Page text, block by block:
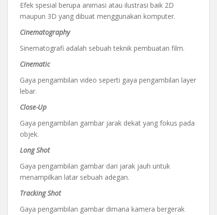
Efek spesial berupa animasi atau ilustrasi baik 2D
maupun 3D yang dibuat menggunakan komputer.
Cinematography
Sinematografi adalah sebuah teknik pembuatan film.
Cinematic
Gaya pengambilan video seperti gaya pengambilan layer
lebar.
Close-Up
Gaya pengambilan gambar jarak dekat yang fokus pada
objek.
Long Shot
Gaya pengambilan gambar dari jarak jauh untuk
menampilkan latar sebuah adegan.
Tracking Shot
Gaya pengambilan gambar dimana kamera bergerak